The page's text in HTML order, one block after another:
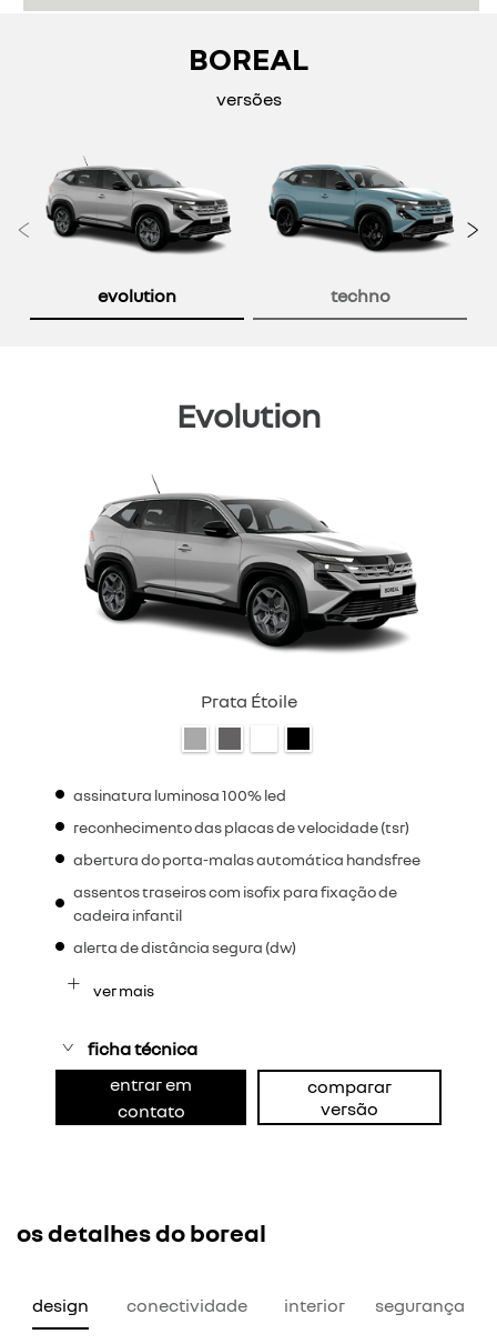
BOREAL
versões
evolution techno
Anterior
Evolution
Prata Étoile
assinatura luminosa 100% led
reconhecimento das placas de velocidade (tsr)
abertura do porta-malas automática handsfree
assentos traseiros com isofix para fixação de
cadeira infantil
alerta de distância segura (dw)
ver mais
ficha técnica
entrar em
contato
comparar
versão
os detalhes do boreal
design conectividade interior segurança